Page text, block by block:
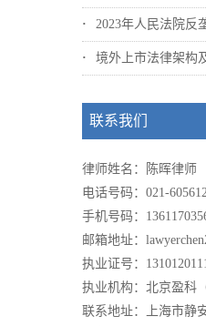
2023年人民法院反
境外上市法律架构
联系我们
律师姓名：陈晖律师
电话号码：021-
手机号码：
邮箱地址：
执业证号：
执业机构：北京盈科
联系地址：上海市静